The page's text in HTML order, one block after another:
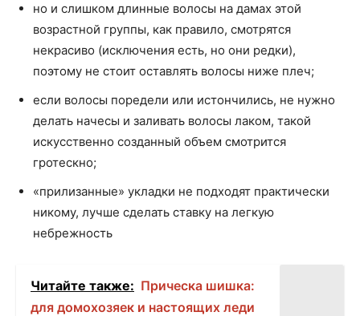
но и слишком длинные волосы на дамах этой
возрастной группы, как правило, смотрятся
некрасиво (исключения есть, но они редки),
поэтому не стоит оставлять волосы ниже плеч;
если волосы поредели или истончились, не нужно
делать начесы и заливать волосы лаком, такой
искусственно созданный объем смотрится
гротескно;
«прилизанные» укладки не подходят практически
никому, лучше сделать ставку на легкую
небрежность
Читайте также: Прическа шишка:
для домохозяек и настоящих леди